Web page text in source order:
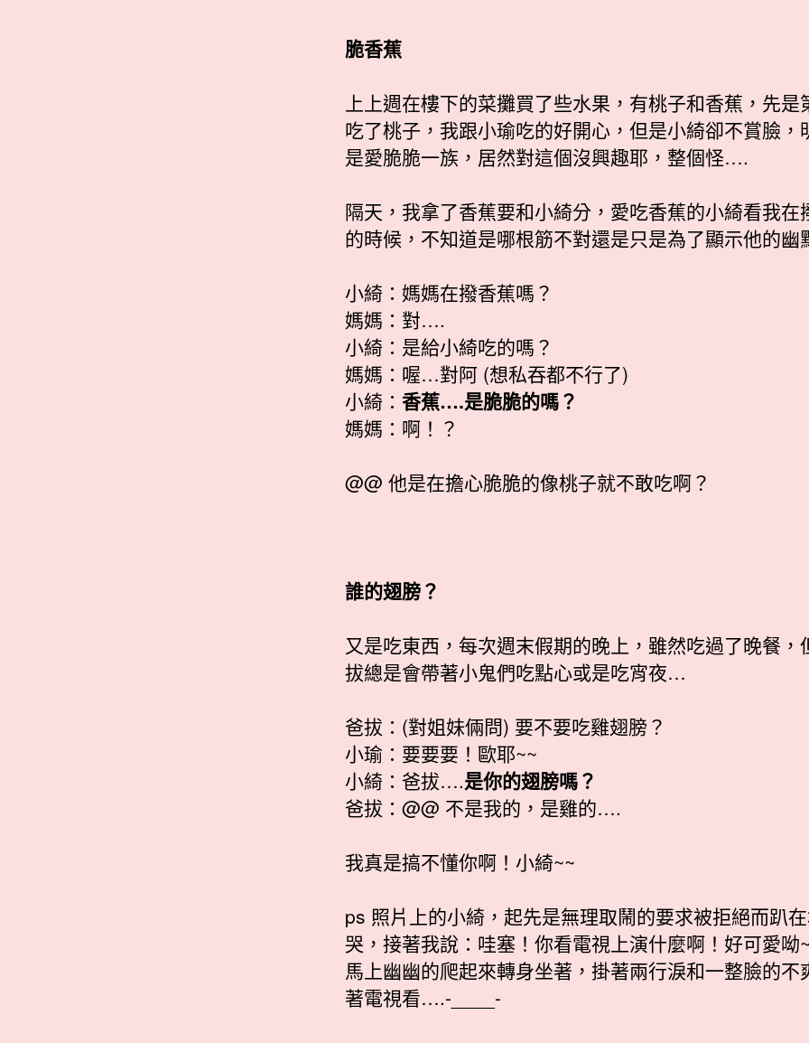
脆香蕉
上上週在樓下的菜攤買了些水果，有桃子和香蕉，先是
吃了桃子，我跟小瑜吃的好開心，但是小綺卻不賞臉，
是愛脆脆一族，居然對這個沒興趣耶，整個怪….
隔天，我拿了香蕉要和小綺分，愛吃香蕉的小綺看我在
的時候，不知道是哪根筋不對還是只是為了顯示他的幽
小綺：媽媽在撥香蕉嗎？
媽媽：對….
小綺：是給小綺吃的嗎？
媽媽：喔…對阿 (想私吞都不行了)
小綺： 香蕉….是脆脆的嗎？
媽媽：啊！？
@@ 他是在擔心脆脆的像桃子就不敢吃啊？
誰的翅膀？
又是吃東西，每次週末假期的晚上，雖然吃過了晚餐，
拔總是會帶著小鬼們吃點心或是吃宵夜…
爸拔：(對姐妹倆問) 要不要吃雞翅膀？
小瑜：要要要！歐耶~~
小綺：爸拔….是你的翅膀嗎？
爸拔：@@ 不是我的，是雞的….
我真是搞不懂你啊！小綺~~
ps 照片上的小綺，起先是無理取鬧的要求被拒絕而趴
哭，接著我說：哇塞！你看電視上演什麼啊！好可愛呦
馬上幽幽的爬起來轉身坐著，掛著兩行淚和一整臉的不
著電視看….-____-